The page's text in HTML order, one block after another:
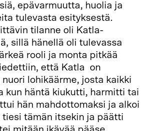
epävarmuutta, huolia ja
tulevasta esityksestä.
tilanne oli Katla-
sillä hänellä oli tulevassa
rooli ja monta pitkää
että Katla on
lohikäärme, josta kaikki
kun häntä kiukutti, harmitti tai
hän mahdottomaksi ja alkoi
tiesi tämän itsekin ja päätti